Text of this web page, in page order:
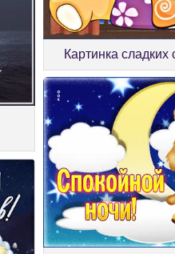
Картинка